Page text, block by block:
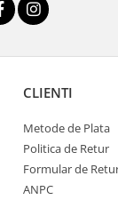
CLIENTI
Metode de Plata
Politica de Retur
Formular de
ANPC